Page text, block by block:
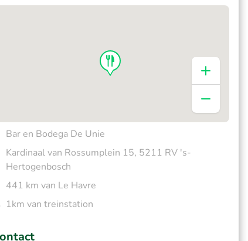
Bar en Bodega De Unie
Kardinaal van Rossumplein 15, 5211 RV 's-
Hertogenbosch
441 km van Le Havre
1km van treinstation